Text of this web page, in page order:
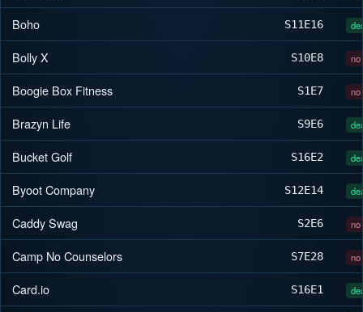
Boho S11E16
Bolly X S10E8 no
Boogie Box Fitness S1E7 no
Brazyn Life S9E6
Bucket Golf S16E2
Byoot Company S12E14
Caddy Swag S2E6 no
Camp No Counselors S7E28 no
Card.io S16E1